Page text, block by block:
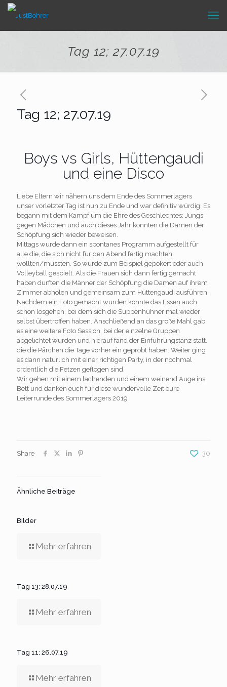
Tag 12; 27.07.19
Tag 12; 27.07.19
Boys vs Girls, Hüttengaudi
und eine Disco
Liebe Eltern wir nähern uns dem Ende des Sommerlagers
unser vorletzter Tag ist nun zu Ende und war definitiv würdig. Es
begann mit dem Kampf um die Ehre des Geschlechtes: Jungs
gegen Mädchen und auch dieses Jahr konnten die Damen der
Schöpfung sich wieder beweisen.
Mittags wurde dann ein spontanes Programm aufgestellt für
alle die, die sich nicht für den Abend fertig machten
wollten/mussten. So wurde zum Beispiel gepokert oder auch
Volleyball gespielt. Als die Frauen sich dann fertig gemacht
haben durften die Männer der Schöpfung die Damen auf ihrem
Zimmer abholen und gemeinsam zum Hüttengaudi ausführen.
Nachdem ein Foto gemacht wurden konnte das Essen auch
schon losgehen, bei dem sich die Suppenhühner mal wieder
selbst übertroffen haben. Anschließend an das große Mahl gab
es eine weitere Foto Session, bei der einzelne Gruppen
abgelichtet wurden und hierauf fand der Einführungstanz statt,
die die Pärchen die Tage vorher ein geprobt haben. Weiter ging
es dann natürlich mit einer richtigen Party, in der nochmal
ordentlich die Fetzen geflogen sind.
Wir gehen mit einem lachenden und einem weinend Auge ins
Bett und danken euch für diese wundervolle Zeit eure
Leiterrunde des Sommerlagers 2019
Share 30
Ähnliche Beiträge
Bilder
Mehr erfahren
Tag 13; 28.07.19
Mehr erfahren
Tag 11; 26.07.19
Mehr erfahren